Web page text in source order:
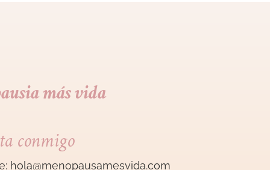
más vida
conmigo
hola@menopausamesvida.com